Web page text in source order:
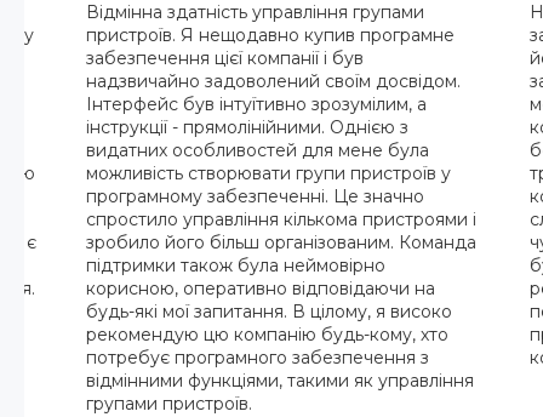
у
є
Відмінна здатність управління групами
пристроїв. Я нещодавно купив програмне
забезпечення цієї компанії і був
надзвичайно задоволений своїм досвідом.
Інтерфейс був інтуїтивно зрозумілим, а
інструкції - прямолінійними. Однією з
видатних особливостей для мене була
можливість створювати групи пристроїв у
програмному забезпеченні. Це значно
спростило управління кількома пристроями і
зробило його більш організованим. Команда
підтримки також була неймовірно
корисною, оперативно відповідаючи на
будь-які мої запитання. В цілому, я високо
рекомендую цю компанію будь-кому, хто
потребує програмного забезпечення з
відмінними функціями, такими як управління
групами пристроїв.